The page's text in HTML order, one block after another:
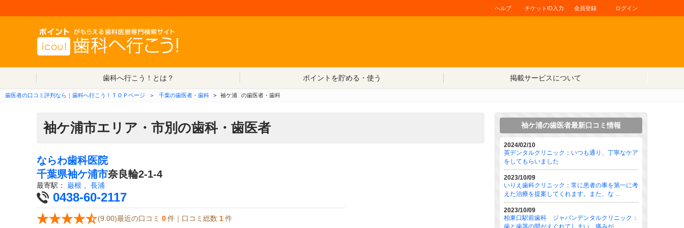
ヘルプ チケットID入力 会員登録 ログイン
歯科へ行こう！とは？
ポイントを貯める・使う 掲載サービスについて
歯医者の口コミ評判なら｜歯科へ行こう！ＴＯＰページ ＞ 千葉の歯医者・歯科 > 袖ケ浦 の歯医者・歯科
袖ケ浦市エリア・市別の歯科・歯医者
ならわ歯科医院
千葉県袖ケ浦市奈良輪2-1-4
最寄駅： 巌根 長浦
0438-60-2117
(9.00)最近の口コミ 0 件｜口コミ総数 1 件
袖ケ浦の歯医者最新口コミ情報
2024/02/10
英デンタルクリニック：いつも通り、丁寧なケア
をしてもらいました
2023/10/09
いりえ歯科クリニック：常に患者の事を第一に考
えた治療を提案してくれます。また、な ...
2023/10/09
柏東口駅前歯科 ジャパンデンタルクリニック：